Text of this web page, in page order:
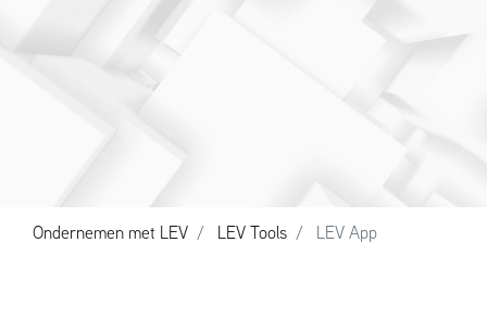
Ondernemen met LEV LEV Tools LEV App